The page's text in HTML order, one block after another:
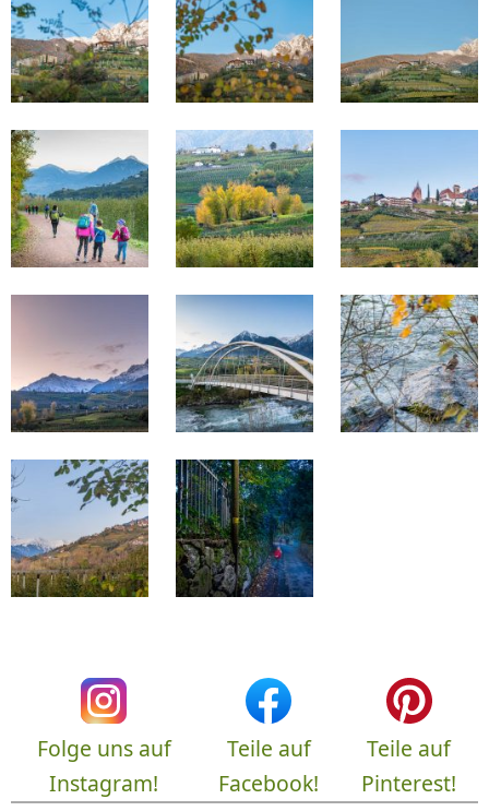
Folge uns auf
Instagram!
Teile auf
Facebook!
Teile auf
Pinterest!